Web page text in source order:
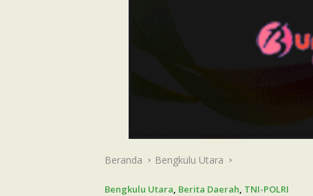
Beranda Bengkulu Utara
Bengkulu Utara, Berita Daerah, TNI-POLRI